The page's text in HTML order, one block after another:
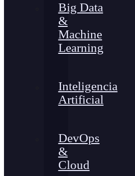
Big Data
&
Machine
Learning
Inteligencia
Artificial
DevOps
&
Cloud